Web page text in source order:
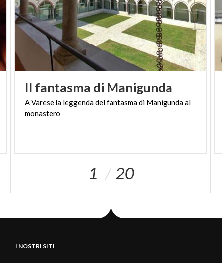
Il fantasma di Manigunda
AVarese la leggendadelfantasmadi Manigundaal
monastero
1 20
I NOSTRI SITI